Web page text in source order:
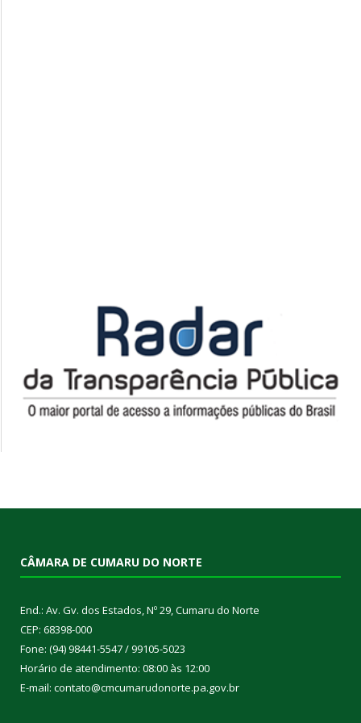
CÂMARA DE CUMARU DO NORTE
End.: Av. Gv. dos Estados, Nº 29, Cumaru do Norte
CEP: 68398-000
Fone: (94) 98441-5547 / 99105-5023
Horário de atendimento: 08:00 às 12:00
E-mail: contato@cmcumarudonorte.pa.gov.br